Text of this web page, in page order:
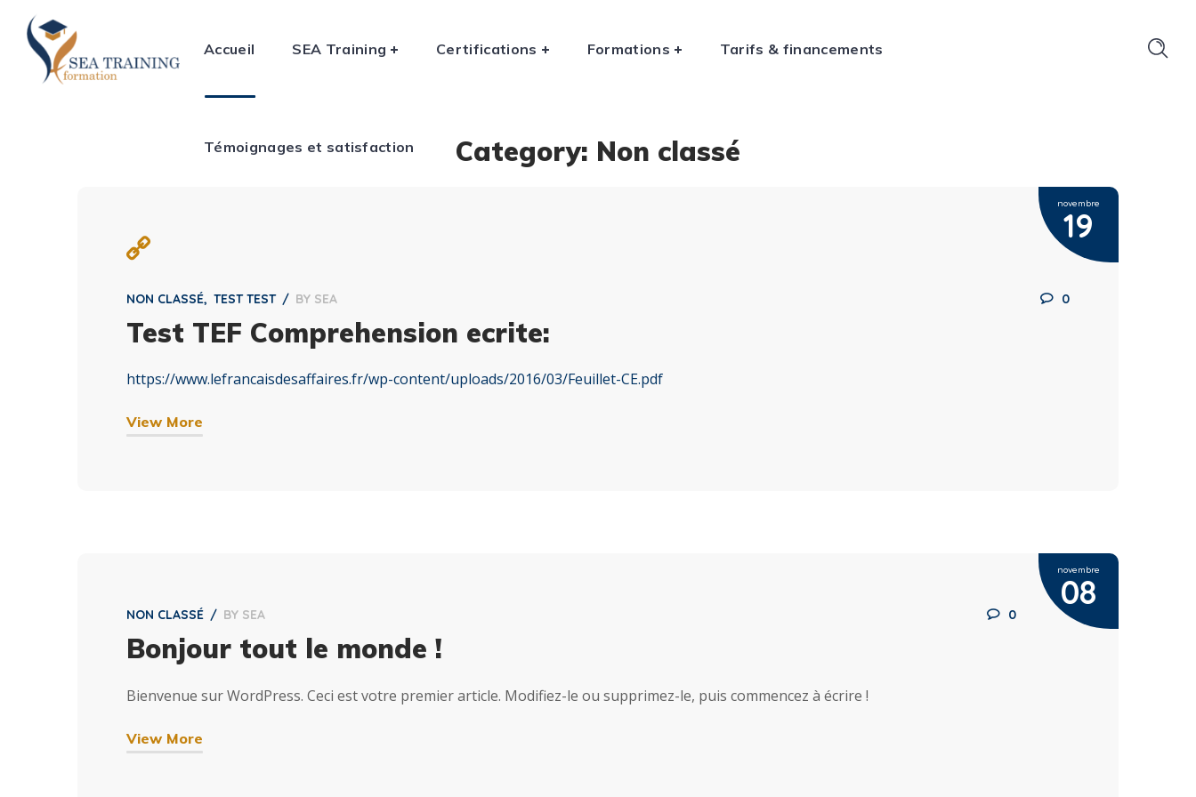
Accueil SEA Training Certifications Formations Tarifs & financements
Témoignages et satisfaction
Témoignages et satisfaction
Category: Non classé
novembre
19
NON CLASSÉ TEST TEST BY SEA 0
Test TEF Comprehension ecrite:
https://www.lefrancaisdesaffaires.fr/wp-content/uploads/2016/03/Feuillet-CE.pdf
View More
novembre
08
NON CLASSÉ BY SEA 0
Bonjour tout le monde !
Bienvenue sur WordPress. Ceci est votre premier article. Modifiez-le ou supprimez-le, puis commencez à écrire !
View More